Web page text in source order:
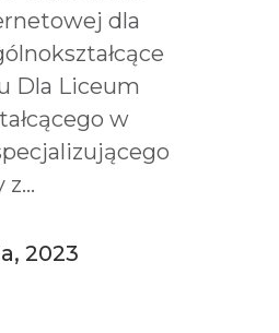
dla
Dla Liceum
w
2023